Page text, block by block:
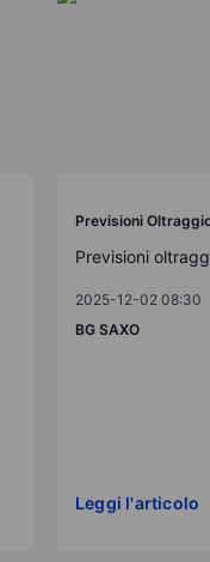
Previsioni
Previsioni
2025-12-02 08:30
BG SAXO
Leggi l'articolo